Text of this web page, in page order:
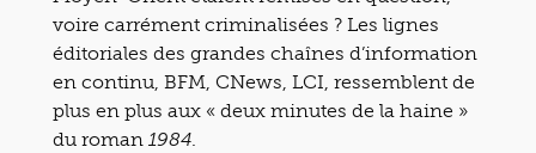
voire carrément criminalisées ? Les lignes
éditoriales des grandes chaînes d’information
en continu, BFM, CNews, LCI, ressemblent de
plus en plus aux « deux minutes de la haine »
du roman 1984